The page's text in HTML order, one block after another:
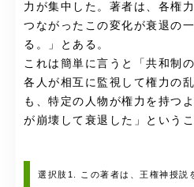
力が集中した。著者は、各権
つながったこの変化が衰退の
る。」とある。
これは簡単に言うと「共和制
各人が相互に監視して権力の
も、特定の人物が権力を持つ
が崩壊して衰退した」というこ
選択肢1. この著者は、王権神授説